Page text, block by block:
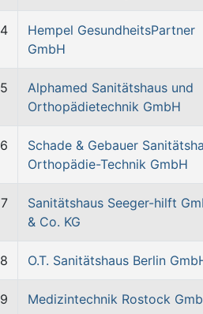
4
Hempel GesundheitsPartner
GmbH
5
Alphamed Sanitätshaus und
Orthopädietechnik GmbH
6
Schade & Gebauer
Orthopädie-Technik GmbH
7
Sanitätshaus Seeger-hilft
& Co. KG
8 O.T. Sanitätshaus Berlin
9 Medizintechnik Rostock